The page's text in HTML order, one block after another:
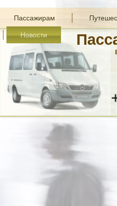
Пассажирам
Новости